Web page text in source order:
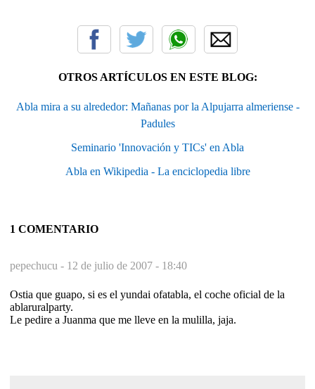
OTROS ARTÍCULOS EN ESTE BLOG:
Abla mira a su alrededor: Mañanas por la Alpujarra almeriense -
Padules
Seminario 'Innovación y TICs' en Abla
Abla en Wikipedia - La enciclopedia libre
1 COMENTARIO
pepechucu - 12 de julio de 2007 - 18:40
Ostia que guapo, si es el yundai ofatabla, el coche oficial de la
ablaruralparty.
Le pedire a Juanma que me lleve en la mulilla, jaja.